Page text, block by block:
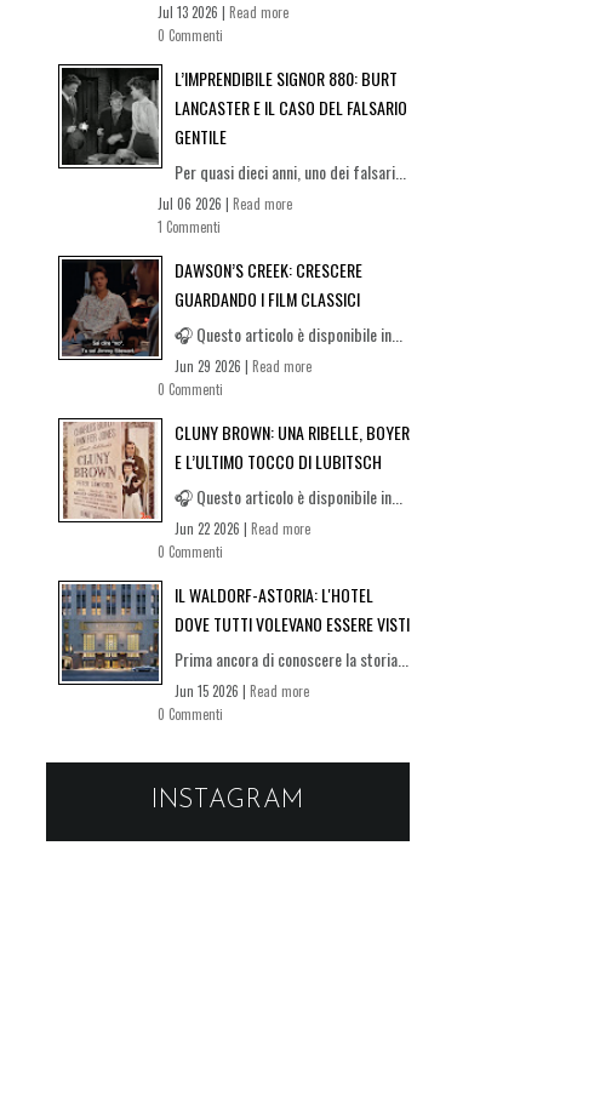
Jul 13 2026 | Read more
0 Commenti
L’IMPRENDIBILE SIGNOR 880: BURT
LANCASTER E IL CASO DEL FALSARIO
GENTILE
Per quasi dieci anni, uno dei falsari...
Jul 06 2026 | Read more
1 Commenti
DAWSON’S CREEK: CRESCERE
GUARDANDO I FILM CLASSICI
🎧 Questo articolo è disponibile in...
Jun 29 2026 | Read more
0 Commenti
CLUNY BROWN: UNA RIBELLE, BOYER
E L’ULTIMO TOCCO DI LUBITSCH
🎧 Questo articolo è disponibile in...
Jun 22 2026 | Read more
0 Commenti
IL WALDORF-ASTORIA: L'HOTEL
DOVE TUTTI VOLEVANO ESSERE VISTI
Prima ancora di conoscere la storia...
Jun 15 2026 | Read more
0 Commenti
INSTAGRAM